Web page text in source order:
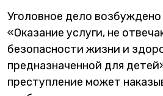
Уголовное дело возбуждено
«Оказание услуги, не
безопасности жизни и
предназначенной для
преступление может